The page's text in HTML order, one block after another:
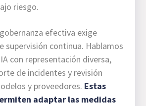
riesgo.
efectiva exige
supervisión continua. Hablamos
con representación diversa,
de incidentes y revisión
y proveedores. Estas
adaptar las medidas